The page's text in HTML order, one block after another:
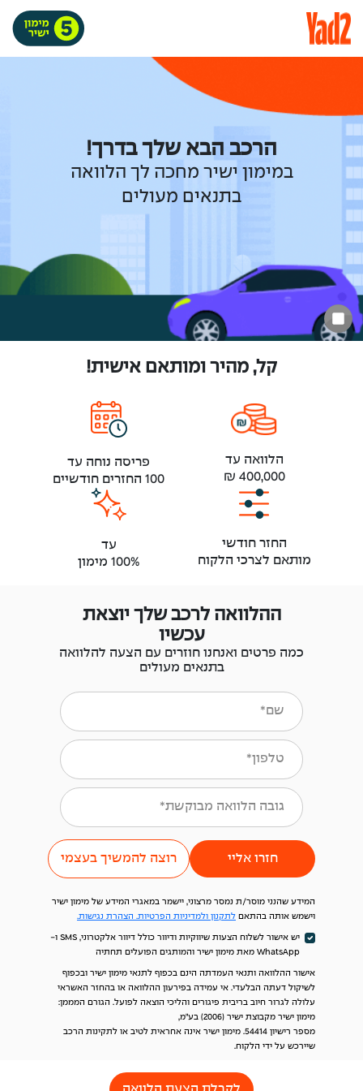
הרכב הבא שלך בדרך!
במימון ישיר מחכה לך הלוואה
בתנאים מעולים
קל, מהיר ומותאם אישית!
הלוואה עד
400,000 ₪
פריסה נוחה עד
100 החזרים חודשיים
החזר חודשי
מותאם לצרכי הלקוח
עד
100% מימון
ההלוואה לרכב שלך יוצאת
עכשיו
כמה פרטים ואנחנו חוזרים עם הצעה להלוואה
בתנאים מעולים
שם*
טלפון*
גובה הלוואה מבוקשת*
חזרו אליי רוצה להמשיך בעצמי
המידע שהנני מוסר/ת נמסר מרצוני, יישמר במאגרי המידע של מימון ישיר
וישמש אותה בהתאם לתקנון ולמדיניות הפרטיות. הצהרת נגישות.
יש אישור לשלוח הצעות שיווקיות ודיוור כולל דיוור אלקטרוני, SMS ו-
WhatsApp מאת מימון ישיר והמותגים הפועלים תחתיה
אישור ההלוואה ותנאי העמדתה הינם בכפוף לתנאי מימון ישיר ובכפוף
לשיקול דעתה הבלעדי. אי עמידה בפירעון ההלוואה או בהחזר האשראי
עלולה לגרור חיוב בריבית פיגורים והליכי הוצאה לפועל. הגורם המממן:
מימון ישיר מקבוצת ישיר (2006) בע"מ,
מספר רישיון 54414. מימון ישיר אינה אחראית לטיב או לתקינות הרכב
שיירכש על ידי הלקוח.